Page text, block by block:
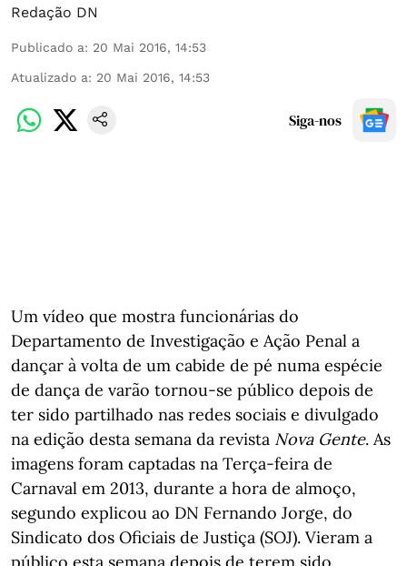
Redação DN
Publicado a: 20 Mai 2016, 14:53
Atualizado a: 20 Mai 2016, 14:53
Siga-nos
Um vídeo que mostra funcionárias do
Departamento de Investigação e Ação Penal a
dançar à volta de um cabide de pé numa espécie
de dança de varão tornou-se público depois de
ter sido partilhado nas redes sociais e divulgado
na edição desta semana da revista Nova Gente. As
imagens foram captadas na Terça-feira de
Carnaval em 2013, durante a hora de almoço,
segundo explicou ao DN Fernando Jorge, do
Sindicato dos Oficiais de Justiça (SOJ). Vieram a